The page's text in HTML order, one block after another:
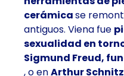
cerámicase
antiguos. Viena fue
sexualidad en
Sigmund Freud,
, o enArthur